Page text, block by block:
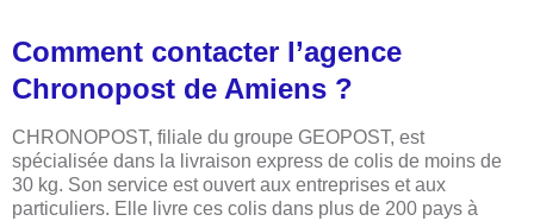
Comment contacter l’agence
Chronopost de Amiens ?
CHRONOPOST, filiale du groupe GEOPOST, est
spécialisée dans la livraison express de colis de moins de
30 kg. Son service est ouvert aux entreprises et aux
particuliers. Elle livre ces colis dans plus de 200 pays à